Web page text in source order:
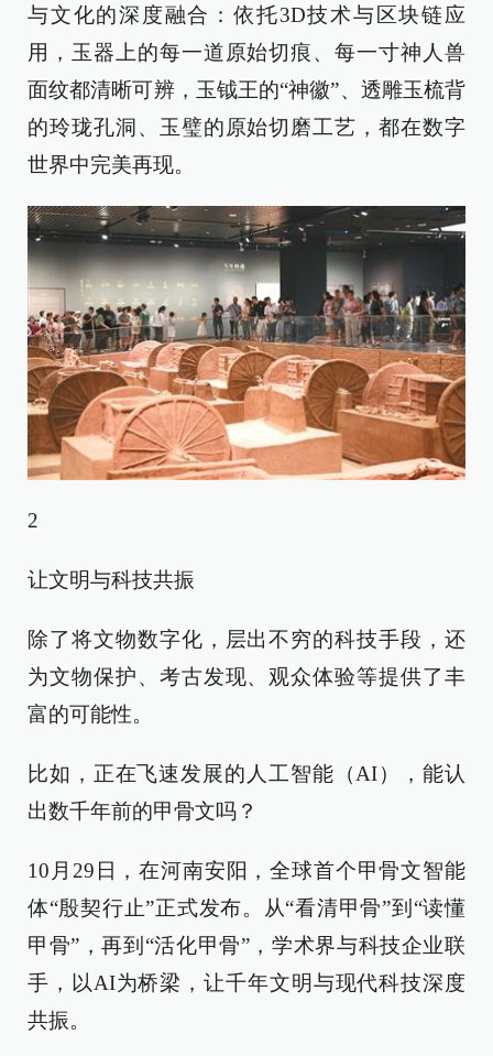
与文化的深度融合：依托3D技术与区块链应
用，玉器上的每一道原始切痕、每一寸神人兽
面纹都清晰可辨，玉钺王的“神徽”、透雕玉梳背
的玲珑孔洞、玉璧的原始切磨工艺，都在数字
世界中完美再现。
2
让文明与科技共振
除了将文物数字化，层出不穷的科技手段，还
为文物保护、考古发现、观众体验等提供了丰
富的可能性。
比如，正在飞速发展的人工智能（AI），能认
出数千年前的甲骨文吗？
10月29日，在河南安阳，全球首个甲骨文智能
体“殷契行止”正式发布。从“看清甲骨”到“读懂
甲骨”，再到“活化甲骨”，学术界与科技企业联
手，以AI为桥梁，让千年文明与现代科技深度
共振。